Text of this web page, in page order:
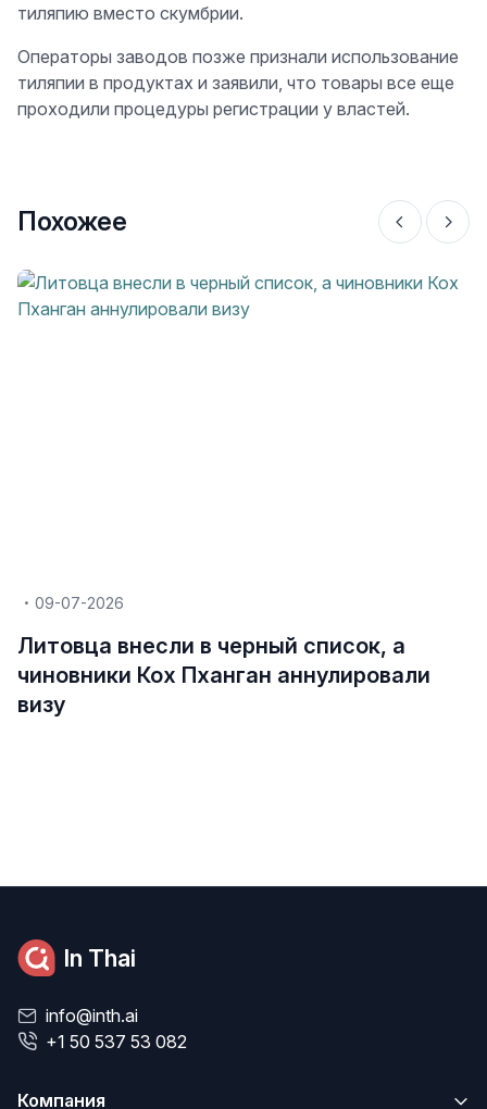
тиляпию вместо скумбрии.
Операторы заводов позже признали использование
тиляпии в продуктах и заявили, что товары все еще
проходили процедуры регистрации у властей.
Похожее
09-07-2026
Литовца внесли в черный список, а
чиновники Кох Пханган аннулировали
визу
In Thai
info@inth.ai
+1 50 537 53 082
Компания